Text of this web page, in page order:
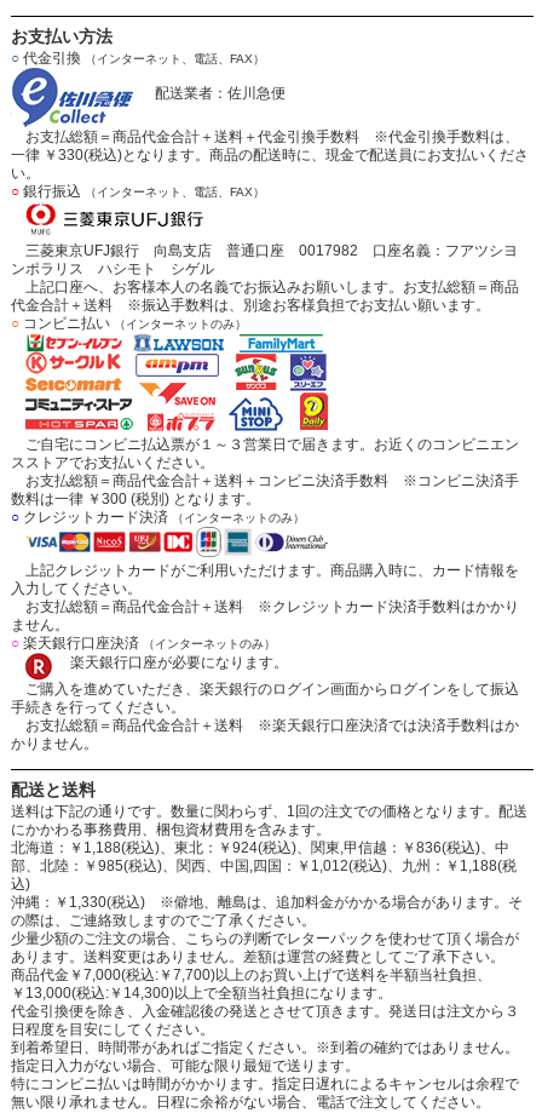
お支払い方法
○代金引換 （インターネット、電話、FAX）
配送業者：佐川急便
お支払総額＝商品代金合計＋送料＋代金引換手数料 ※代金引換手数料は、
一律 ￥330(税込)となります。商品の配送時に、現金で配送員にお支払いくださ
い。
○銀行振込 （インターネット、電話、FAX）
三菱東京UFJ銀行 向島支店 普通口座 0017982 口座名義：フアツシヨ
ンポラリス ハシモト シゲル
上記口座へ、お客様本人の名義でお振込みお願いします。お支払総額＝商品
代金合計＋送料 ※振込手数料は、別途お客様負担でお支払い願います。
○コンビニ払い （インターネットのみ）
ご自宅にコンビニ払込票が１～３営業日で届きます。お近くのコンビニエン
スストアでお支払いください。
お支払総額＝商品代金合計＋送料＋コンビニ決済手数料 ※コンビニ決済手
数料は一律 ￥300 (税別) となります。
○クレジットカード決済 （インターネットのみ）
上記クレジットカードがご利用いただけます。商品購入時に、カード情報を
入力してください。
お支払総額＝商品代金合計＋送料 ※クレジットカード決済手数料はかかり
ません。
○楽天銀行口座決済 （インターネットのみ）
楽天銀行口座が必要になります。
ご購入を進めていただき、楽天銀行のログイン画面からログインをして振込
手続きを行ってください。
お支払総額＝商品代金合計＋送料 ※楽天銀行口座決済では決済手数料はか
かりません。
配送と送料
送料は下記の通りです。数量に関わらず、1回の注文での価格となります。配送
にかかわる事務費用、梱包資材費用を含みます。
北海道：￥1,188(税込)、東北：￥924(税込)、関東,甲信越：￥836(税込)、中
部、北陸：￥985(税込)、関西、中国,四国：￥1,012(税込)、九州：￥1,188(税
込)
沖縄：￥1,330(税込) ※僻地、離島は、追加料金がかかる場合があります。そ
の際は、ご連絡致しますのでご了承ください。
少量少額のご注文の場合、こちらの判断でレターパックを使わせて頂く場合が
あります。送料変更はありません。差額は運営の経費としてご了承下さい。
商品代金￥7,000(税込:￥7,700)以上のお買い上げで送料を半額当社負担、
￥13,000(税込:￥14,300)以上で全額当社負担になります。
代金引換便を除き、入金確認後の発送とさせて頂きます。発送日は注文から３
日程度を目安にしてください。
到着希望日、時間帯があればご指定ください。※到着の確約ではありません。
指定日入力がない場合、可能な限り最短で送ります。
特にコンビニ払いは時間がかかります。指定日遅れによるキャンセルは余程で
無い限り承れません。日程に余裕がない場合、電話で注文してください。